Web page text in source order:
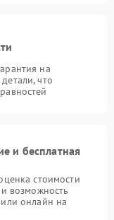
на
что
и бесплатная
стоимости
возможность
онлайн на